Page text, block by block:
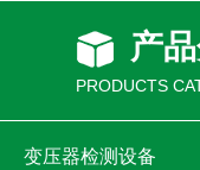
产
PRODUCTS
变压器检测设备